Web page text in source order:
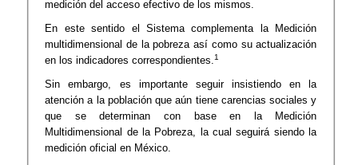
medición del acceso efectivo de los mismos.
En este sentido el Sistema complementa la Medición
multidimensional de la pobreza así como su actualización
en los indicadores correspondientes.1
Sin embargo, es importante seguir insistiendo en la
atención a la población que aún tiene carencias sociales y
que se determinan con base en la Medición
Multidimensional de la Pobreza, la cual seguirá siendo la
medición oficial en México.